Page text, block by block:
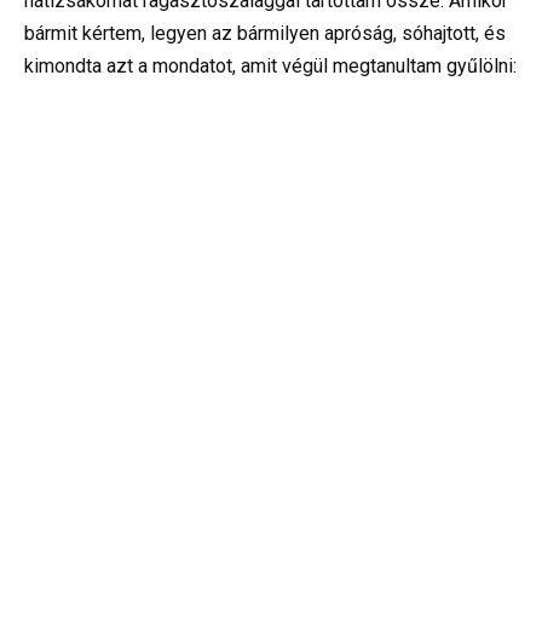
bármit kértem, legyen az bármilyen apróság, sóhajtott, és
kimondta azt a mondatot, amit végül megtanultam gyűlölni: